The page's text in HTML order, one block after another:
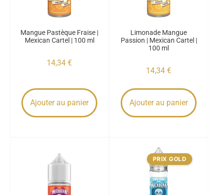
Mangue Pastèque Fraise |
Mexican Cartel | 100 ml
14,34 €
Ajouter au panier
Limonade Mangue
Passion | Mexican Cartel |
100 ml
14,34 €
Ajouter au panier
PRIX GOLD